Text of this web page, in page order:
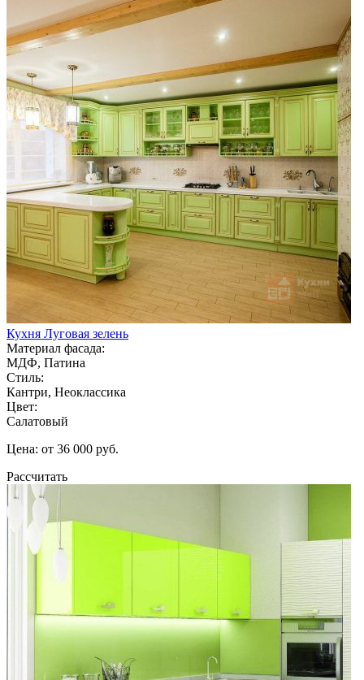
Кухня Луговая зелень
Материал фасада:
МДФ, Патина
Стиль:
Кантри, Неоклассика
Цвет:
Салатовый
Цена: от 36 000 руб.
Рассчитать